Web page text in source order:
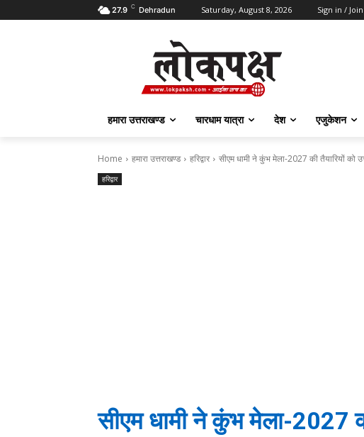
27.9 C Dehradun Saturday, August 8, 2026 Sign in / Join
हमारा उत्तराखण्ड चारधाम यात्रा देश एजुकेशन
Home हमारा उत्तराखण्ड हरिद्वार सीएम धामी ने कुंभ मेला-2027 की तैयारियों को
हरिद्वार
सीएम धामी ने कुंभ मेला-2027